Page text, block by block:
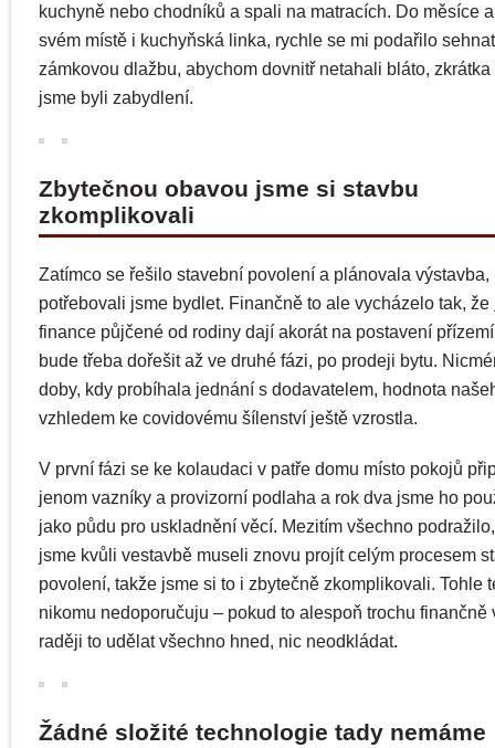
kuchyně nebo chodníků a spali na matracích. Do měsíce
svém místě i kuchyňská linka, rychle se mi podařilo
zámkovou dlažbu, abychom dovnitř netahali bláto, zkrátka
jsme byli zabydlení.
Zbytečnou obavou jsme si stavbu
zkomplikovali
Zatímco se řešilo stavební povolení a plánovala výstavba,
potřebovali jsme bydlet. Finančně to ale vycházelo tak, že
finance půjčené od rodiny dají akorát na postavení
bude třeba dořešit až ve druhé fázi, po prodeji bytu.
doby, kdy probíhala jednání s dodavatelem, hodnota
vzhledem ke covidovému šílenství ještě vzrostla.
V první fázi se ke kolaudaci v patře domu místo pokojů
jenom vazníky a provizorní podlaha a rok dva jsme ho
jako půdu pro uskladnění věcí. Mezitím všechno
jsme kvůli vestavbě museli znovu projít celým procesem
povolení, takže jsme si to i zbytečně zkomplikovali. Tohle
nikomu nedoporučuju – pokud to alespoň trochu finančně
raději to udělat všechno hned, nic neodkládat.
Žádné složité technologie tady nemáme